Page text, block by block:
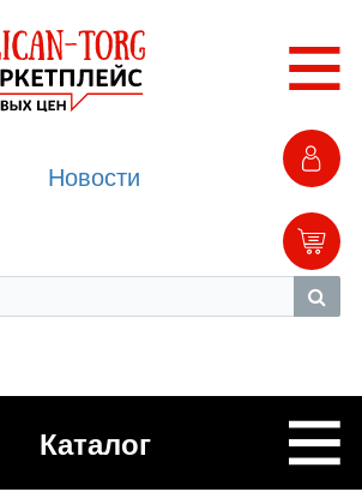
Новости
Каталог